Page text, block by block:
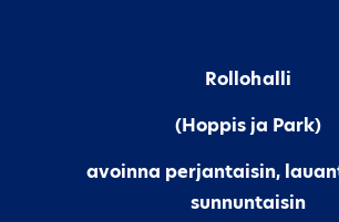
Rollohalli
(Hoppis ja Park)
avoinna perjantaisin,
sunnuntaisin